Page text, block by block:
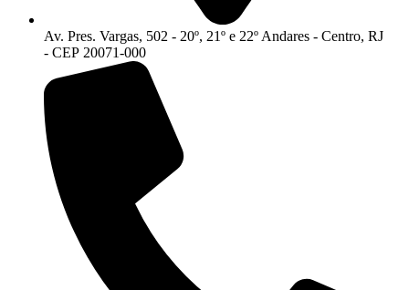
Av. Pres. Vargas, 502 - 20º, 21º e 22º Andares - Centro, RJ
- CEP 20071-000